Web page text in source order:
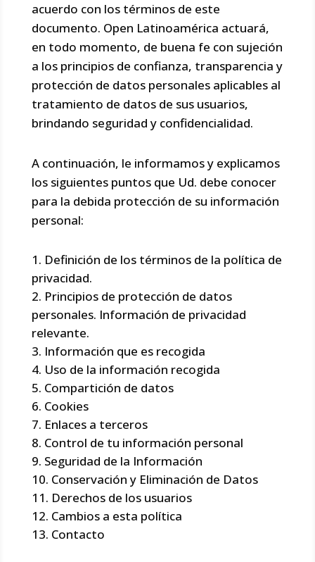
acuerdo con los términos de este
documento. Open Latinoamérica actuará,
en todo momento, de buena fe con sujeción
a los principios de confianza, transparencia y
protección de datos personales aplicables al
tratamiento de datos de sus usuarios,
brindando seguridad y confidencialidad.
A continuación, le informamos y explicamos
los siguientes puntos que Ud. debe conocer
para la debida protección de su información
personal:
Definición de los términos de la política de
privacidad.
Principios de protección de datos
personales. Información de privacidad
relevante.
Información que es recogida
Uso de la información recogida
Compartición de datos
Cookies
Enlaces a terceros
Control de tu información personal
Seguridad de la Información
Conservación y Eliminación de Datos
Derechos de los usuarios
Cambios a esta política
Contacto